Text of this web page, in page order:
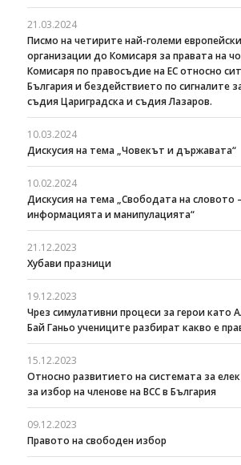
21.03.2024
Писмо на четирите най-големи
организации до Комисаря за правата на
Комисаря по правосъдие на ЕС относно
България и бездействието по сигналите
съдия Цариградска и съдия Лазаров.
10.03.2024
Дискусия на тема „Човекът и държавата“
10.02.2024
Дискусия на тема „Свободата на словото
информацията и манипулацията“
21.12.2023
Хубави празници
19.12.2023
Чрез симулативни процеси за герои като
Бай Ганьо учениците разбират какво е
15.12.2023
Относно развитието на системата за
за избор на членове на ВСС в България
09.12.2023
Правото на свободен избор